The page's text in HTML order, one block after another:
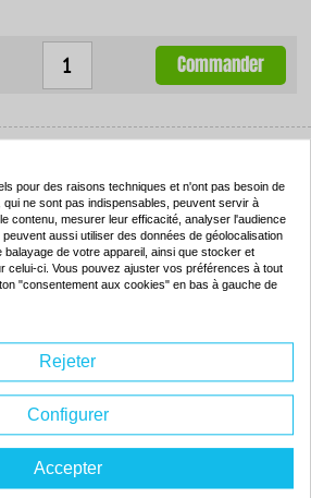
Commander
+ 1 jaune - (C13T12954010)
: 2 noir + 1 cyan + 1 magenta + 1 jaune
:2 x 15.00 ml + 3 x 13.00 ml
/ ISO 14001
Commander
- HP 62XL - noir - (C2P05AE)
pour des raisons techniques et n'ont pas besoin de
ne sont pas indispensables, peuvent servir à
contenu, mesurer leur efficacité, analyser l'audience
aussi utiliser des données de géolocalisation
balayage de votre appareil, ainsi que stocker et
celui-ci. Vous pouvez ajuster vos préférences à tout
"consentement aux cookies" en bas à gauche de
Rejeter
Configurer
Accepter